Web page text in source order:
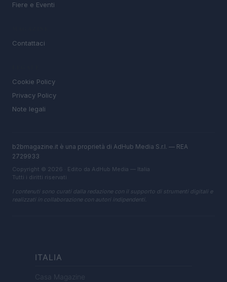
Fiere e Eventi
Contattaci
Cookie Policy
Privacy Policy
Note legali
b2bmagazine.it è una proprietà di AdHub Media S.r.l. — REA
2729933
Copyright © 2026 · Edito da AdHub Media — Italia
Tutti i diritti riservati
I contenuti sono curati dalla redazione con il supporto di strumenti digitali e
realizzati in collaborazione con autori indipendenti.
ITALIA
Casa Magazine